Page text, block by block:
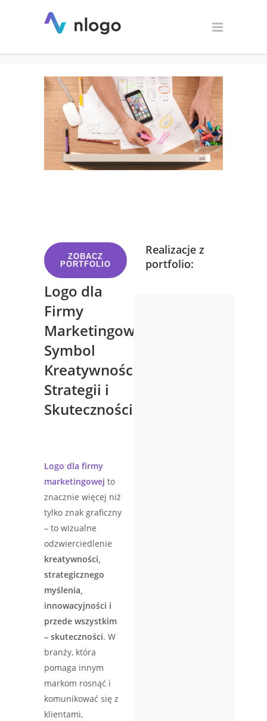
Projekt logo dla firmy
ZOBACZ
PORTFOLIO
Logo dla
Firmy
Marketingowej:
Symbol
Kreatywności,
Strategii i
Skuteczności
Logo dla firmy
marketingowej to
znacznie więcej niż
tylko znak graficzny
– to wizualne
odzwierciedlenie
kreatywności,
strategicznego
myślenia,
innowacyjności i
przede wszystkim
– skuteczności. W
branży, która
pomaga innym
markom rosnąć i
komunikować się z
klientami,
Realizacje z
portfolio: